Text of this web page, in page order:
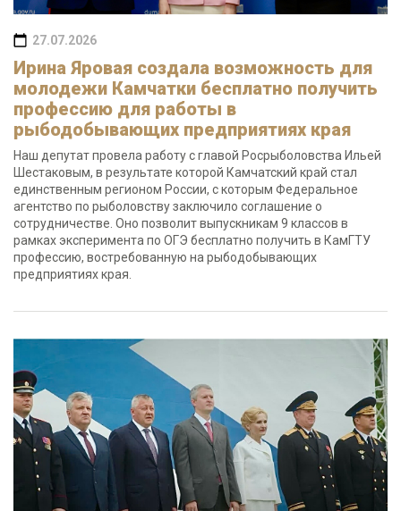
27.07.2026
Ирина Яровая создала возможность для
молодежи Камчатки бесплатно получить
профессию для работы в
рыбодобывающих предприятиях края
Наш депутат провела работу с главой Росрыболовства Ильей
Шестаковым, в результате которой Камчатский край стал
единственным регионом России, с которым Федеральное
агентство по рыболовству заключило соглашение о
сотрудничестве. Оно позволит выпускникам 9 классов в
рамках эксперимента по ОГЭ бесплатно получить в КамГТУ
профессию, востребованную на рыбодобывающих
предприятиях края.